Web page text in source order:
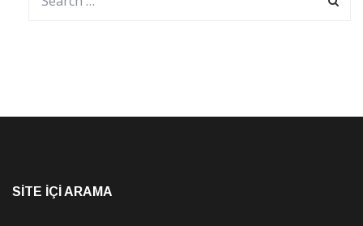
SITE İÇI ARAMA